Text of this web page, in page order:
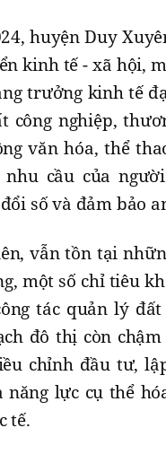
huyện Duy
kinh tế - xã hội,
trưởng kinh tế
công nghiệp,
văn hóa, thể
cầu của
số và đảm bảo
vẫn tồn tại
một số chỉ tiêu
tác quản lý
đô thị còn
chỉnh đầu tư,
năng lực cụ thể
tế.